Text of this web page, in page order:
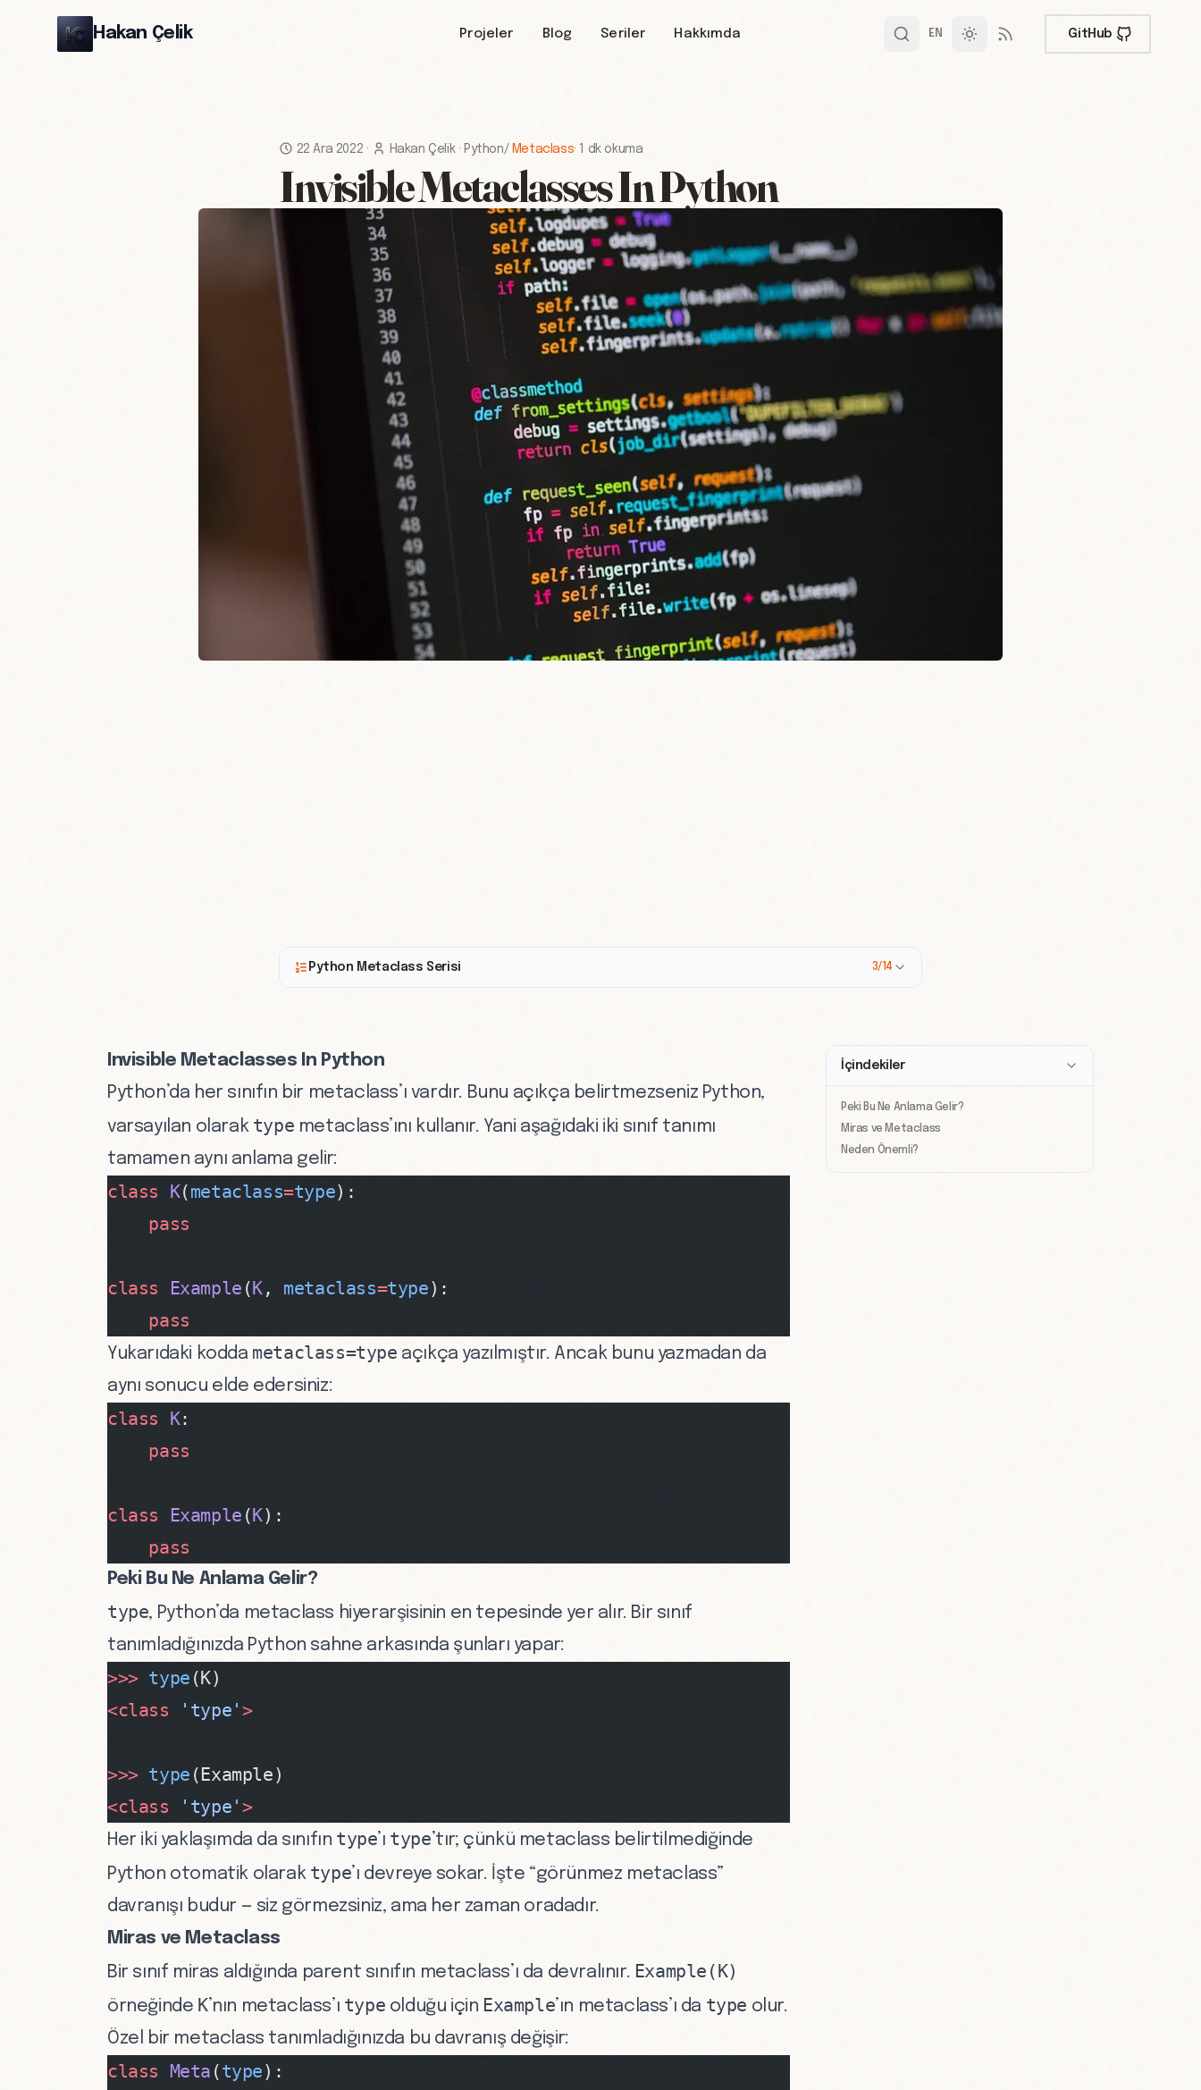
Hakan Çelik Projeler Blog Seriler Hakkımda EN GitHub
22 Ara 2022 · Hakan Çelik· Python/ Metaclass· 1 dk okuma
Invisible Metaclasses In Python
Python Metaclass Serisi 3/14
Invisible Metaclasses In Python
Python’da her sınıfın bir metaclass’ı vardır. Bunu açıkça belirtmezseniz Python,
varsayılan olarak type metaclass’ını kullanır. Yani aşağıdaki iki sınıf tanımı
tamamen aynı anlama gelir:
class K(metaclass=type):
    pass
class Example (K, metaclass=type):
    pass
Yukarıdaki kodda metaclass=type açıkça yazılmıştır. Ancak bunu yazmadan da
aynı sonucu elde edersiniz:
class K:
    pass
class Example (K):
    pass
Peki Bu Ne Anlama Gelir?
type, Python’da metaclass hiyerarşisinin en tepesinde yer alır. Bir sınıf
tanımladığınızda Python sahne arkasında şunları yapar:
>>> type (K)
<class 'type' >
>>> type (Example)
<class 'type' >
Her iki yaklaşımda da sınıfın type’ı type’tır; çünkü metaclass belirtilmediğinde
Python otomatik olarak type’ı devreye sokar. İşte “görünmez metaclass”
davranışı budur — siz görmezsiniz, ama her zaman oradadır.
Miras ve Metaclass
Bir sınıf miras aldığında parent sınıfın metaclass’ı da devralınır. Example(K)
örneğinde K’nın metaclass’ı type olduğu için Example’ın metaclass’ı da type olur.
Özel bir metaclass tanımladığınızda bu davranış değişir:
class Meta (type):
İçindekiler
Peki Bu Ne Anlama Gelir?
Miras ve Metaclass
Neden Önemli?